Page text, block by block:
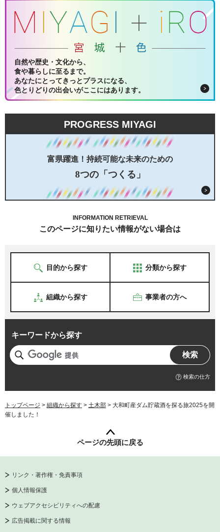
自然や歴史・文化から、
食や暮らしに至るまで。
あなたにとってきっとプラスになる、
色とりどりの出会いがここにはあります。
PROGRESS MIYAGI
富県躍進！持続可能な未来のための
8つの「つくる」
INFORMATION RETRIEVAL
このページに知りたい情報がない場合は
目的から探す 分類から探す
組織から探す 事業者の方へ
キーワードから探す
検索の仕方
トップページ > 組織から探す > 土木部 > 大和町産ダム貯蔵酒を探る旅2025を開
催しました！
ページの先頭に戻る
リンク・著作権・免責事項
個人情報保護
ウェブアクセシビリティへの配慮
広告掲載に関する情報